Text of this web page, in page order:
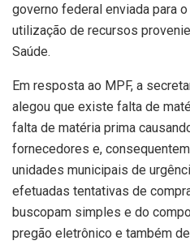
governo federal enviada para
utilização de recursos
Saúde.
Em resposta ao MPF, a
alegou que existe falta de
falta de matéria prima
fornecedores e,
unidades municipais de
efetuadas tentativas de
buscopam simples e do
pregão eletrônico e também